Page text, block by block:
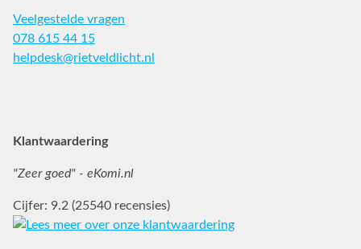
Veelgestelde vragen
078 615 44 15
helpdesk@rietveldlicht.nl
Klantwaardering
"Zeer goed" - eKomi.nl
Cijfer: 9.2 (25540 recensies)